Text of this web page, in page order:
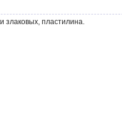
злаковых, пластилина.